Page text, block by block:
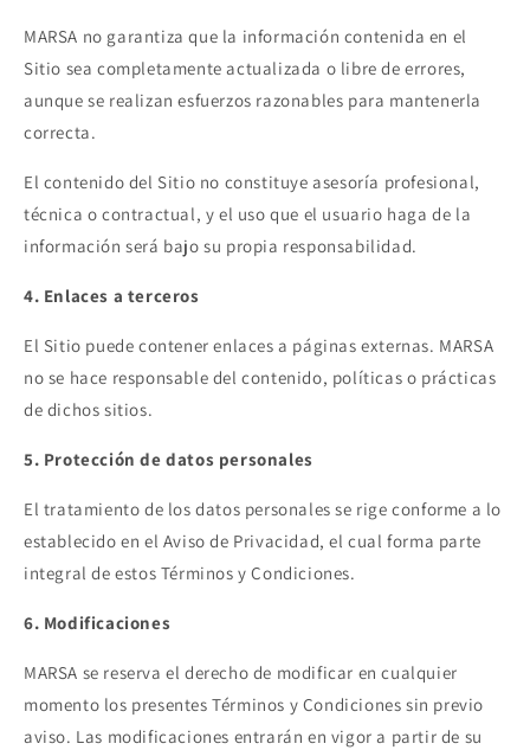
MARSA no garantiza que la información contenida en el
Sitio sea completamente actualizada o libre de errores,
aunque se realizan esfuerzos razonables para mantenerla
correcta.
El contenido del Sitio no constituye asesoría profesional,
técnica o contractual, y el uso que el usuario haga de la
información será bajo su propia responsabilidad.
4. Enlaces a terceros
El Sitio puede contener enlaces a páginas externas. MARSA
no se hace responsable del contenido, políticas o prácticas
de dichos sitios.
5. Protección de datos personales
El tratamiento de los datos personales se rige conforme a lo
establecido en el Aviso de Privacidad, el cual forma parte
integral de estos Términos y Condiciones.
6. Modificaciones
MARSA se reserva el derecho de modificar en cualquier
momento los presentes Términos y Condiciones sin previo
aviso. Las modificaciones entrarán en vigor a partir de su